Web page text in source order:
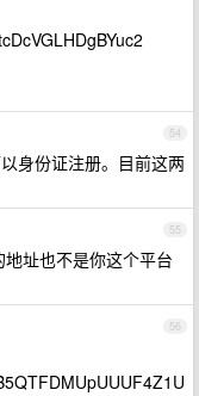
54
身份证注册。目前这两
55
址也不是你这个平台
56